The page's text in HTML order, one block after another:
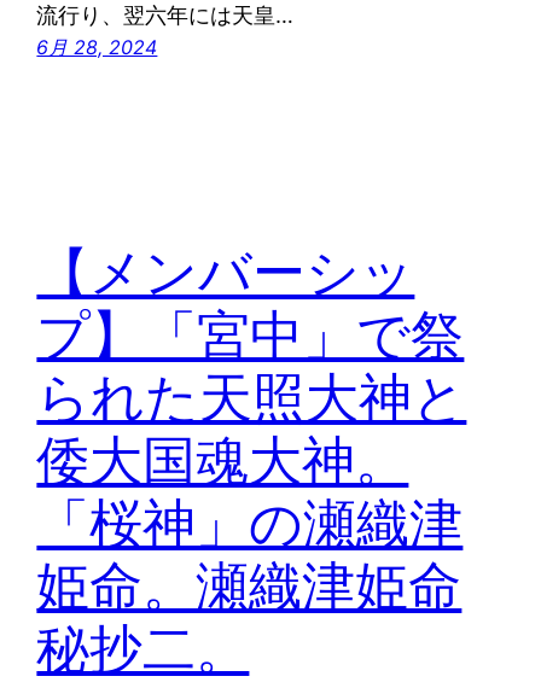
流行り、翌六年には天皇…
6月 28, 2024
【メンバーシッ
プ】「宮中」で祭
られた天照大神と
倭大国魂大神。
「桜神」の瀬織津
姫命。瀬織津姫命
秘抄二。